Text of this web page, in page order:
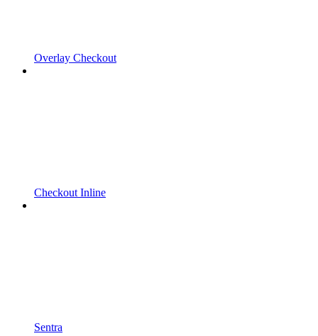
Overlay Checkout
Checkout Inline
Sentra